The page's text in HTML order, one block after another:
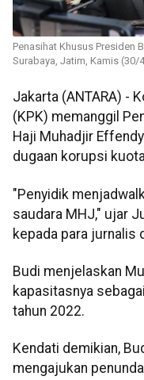
Penasihat Khusus Presiden
Surabaya, Jatim, Kamis (30/
Jakarta (ANTARA) -
(KPK) memanggil
Haji Muhadjir
dugaan korupsi
"Penyidik
saudara MHJ," ujar
kepada para jurnalis
Budi menjelaskan
kapasitasnya
tahun 2022.
Kendati demikian,
mengajukan